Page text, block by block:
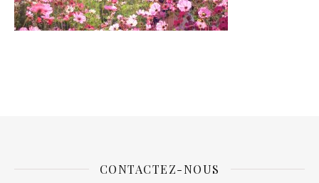
CONTACTEZ-NOUS